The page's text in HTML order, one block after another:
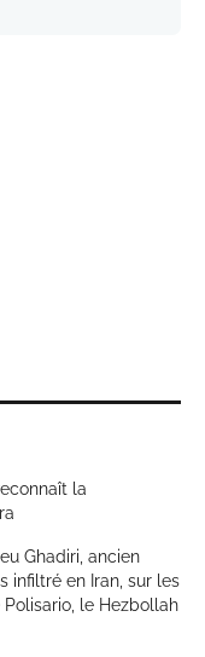
la
Ghadiri, ancien
infiltré en Iran, sur les
le Hezbollah